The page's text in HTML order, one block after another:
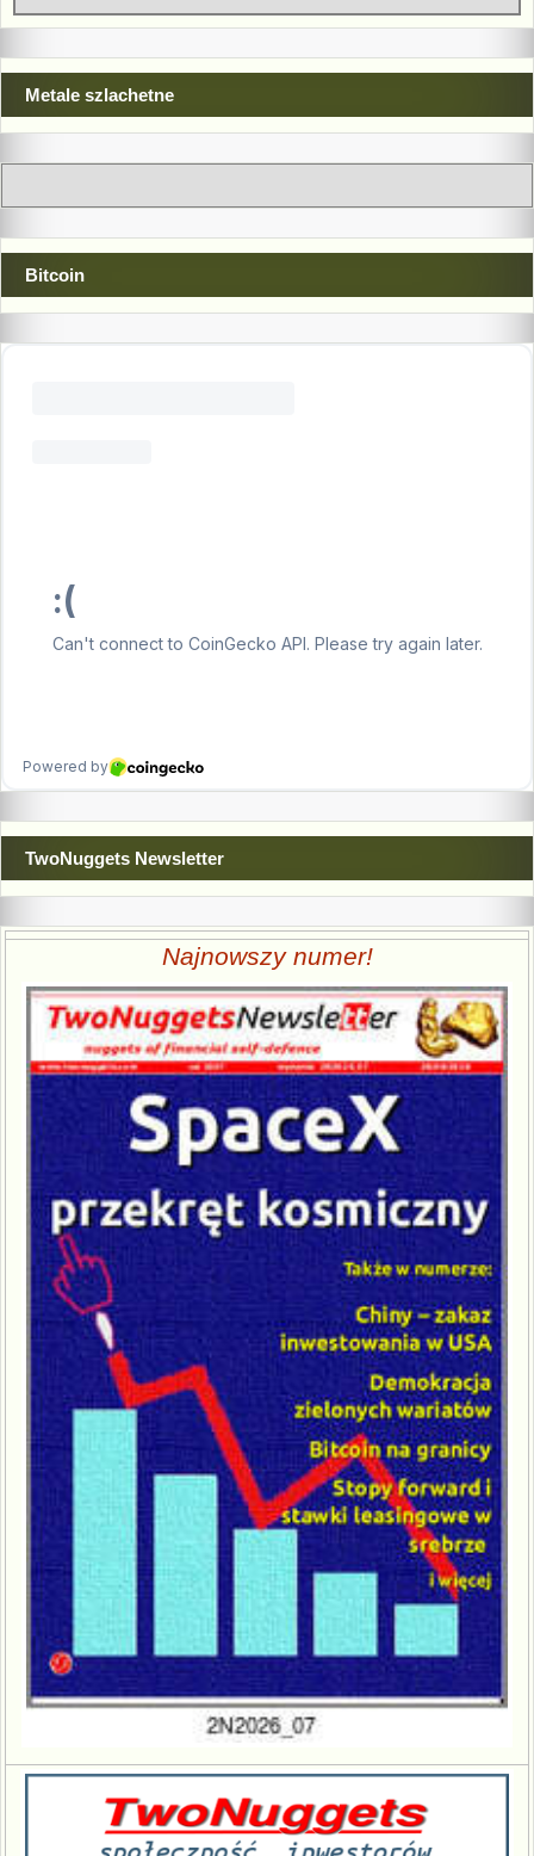
Metale szlachetne
Bitcoin
TwoNuggets Newsletter
Najnowszy numer!